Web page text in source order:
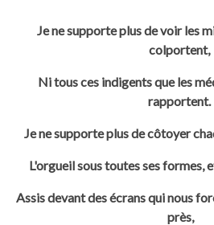
Je ne supporte plus de voir les
colportent,
Ni tous ces indigents que les
rapportent.
Je ne supporte plus de côtoyer
L'orgueil sous toutes ses formes,
Assis devant des écrans qui nous
près,